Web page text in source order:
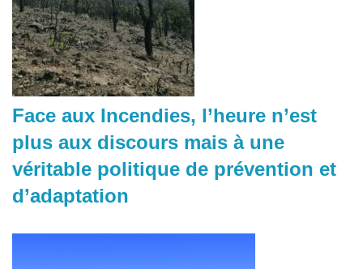
Face aux Incendies, l’heure n’est
plus aux discours mais à une
véritable politique de prévention et
d’adaptation